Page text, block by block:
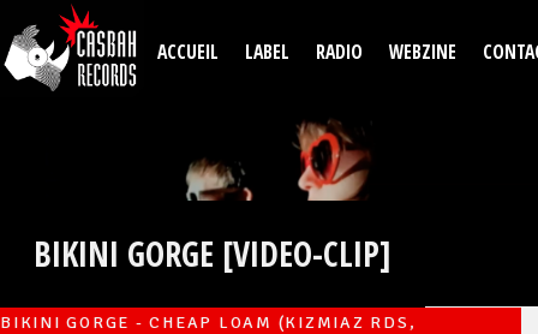
Aller au contenu principal
ACCUEIL LABEL RADIO WEBZINE
BIKINI GORGE [VIDEO-CLIP]
BIKINI GORGE - CHEAP LOAM (KIZMIAZ RDS,